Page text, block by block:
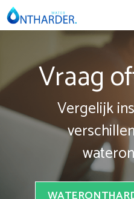
Spring
naar
Vraag
Vergelijk